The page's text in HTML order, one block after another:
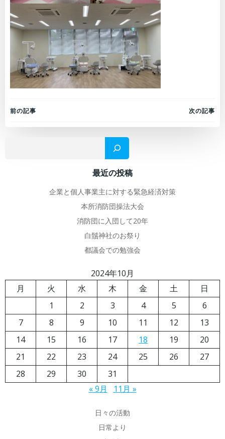
Post
navigation
前の記事
navigation
次の記事
最近の投稿
企業と個人事業主に対する緊急経済対策
本所消防団操法大会
消防団に入団して20年
白鬚神社のお祭り
都議会での勉強会
2024年10月
月
火 水 木 金 土
日
1
2 3 4 5
6
7
8 9 10 11 12
13
14
15 16 17 18 19
20
21
22 23 24 25 26
27
28
29 30
31
« 9月
11月 »
日々の活動
日常より